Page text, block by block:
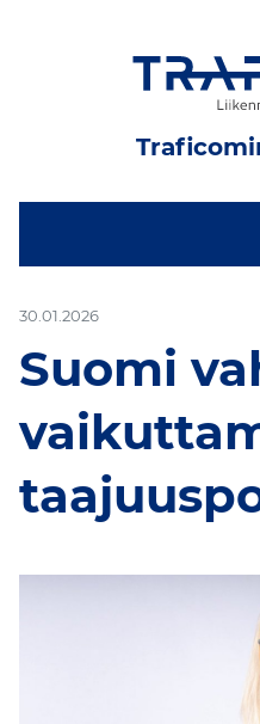
30.01.2026
Suomi